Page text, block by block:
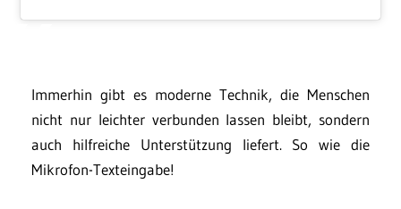
Immerhin gibt es moderne Technik, die Menschen
nicht nur leichter verbunden lassen bleibt, sondern
auch hilfreiche Unterstützung liefert. So wie die
Mikrofon-Texteingabe!